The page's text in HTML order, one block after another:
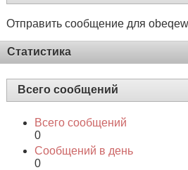
Отправить сообщение для
Статистика
Всего сообщений
Всего сообщений
0
Сообщений в день
0